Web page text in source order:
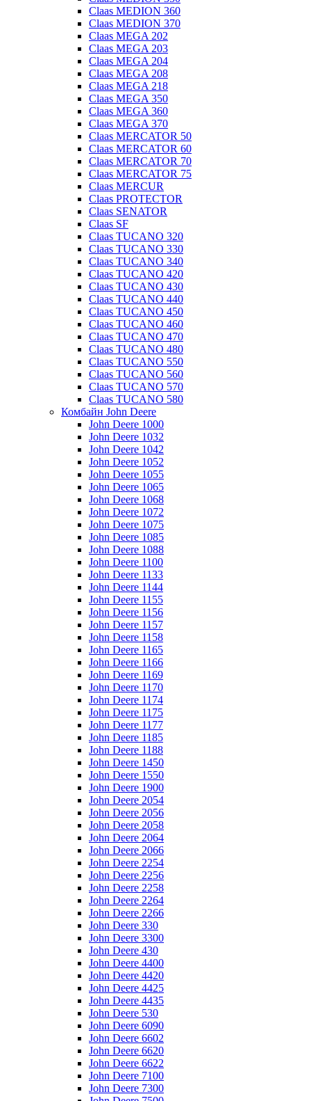
Claas MEDION 360
Claas MEDION 370
Claas MEGA 202
Claas MEGA 203
Claas MEGA 204
Claas MEGA 208
Claas MEGA 218
Claas MEGA 350
Claas MEGA 360
Claas MEGA 370
Claas MERCATOR 50
Claas MERCATOR 60
Claas MERCATOR 70
Claas MERCATOR 75
Claas MERCUR
Claas PROTECTOR
Claas SENATOR
Claas SF
Claas TUCANO 320
Claas TUCANO 330
Claas TUCANO 340
Claas TUCANO 420
Claas TUCANO 430
Claas TUCANO 440
Claas TUCANO 450
Claas TUCANO 460
Claas TUCANO 470
Claas TUCANO 480
Claas TUCANO 550
Claas TUCANO 560
Claas TUCANO 570
Claas TUCANO 580
Комбайн John Deere
John Deere 1000
John Deere 1032
John Deere 1042
John Deere 1052
John Deere 1055
John Deere 1065
John Deere 1068
John Deere 1072
John Deere 1075
John Deere 1085
John Deere 1088
John Deere 1100
John Deere 1133
John Deere 1144
John Deere 1155
John Deere 1156
John Deere 1157
John Deere 1158
John Deere 1165
John Deere 1166
John Deere 1169
John Deere 1170
John Deere 1174
John Deere 1175
John Deere 1177
John Deere 1185
John Deere 1188
John Deere 1450
John Deere 1550
John Deere 1900
John Deere 2054
John Deere 2056
John Deere 2058
John Deere 2064
John Deere 2066
John Deere 2254
John Deere 2256
John Deere 2258
John Deere 2264
John Deere 2266
John Deere 330
John Deere 3300
John Deere 430
John Deere 4400
John Deere 4420
John Deere 4425
John Deere 4435
John Deere 530
John Deere 6090
John Deere 6602
John Deere 6620
John Deere 6622
John Deere 7100
John Deere 7300